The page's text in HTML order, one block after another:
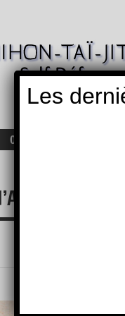
OÙ PRATIQUER
Martiaux –
Les